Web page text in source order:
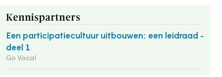
Kennispartners
Een participatiecultuur uitbouwen: een leidraad -
deel 1
Go Vocal